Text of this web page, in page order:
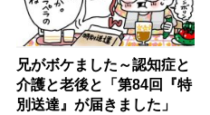
兄がボケました～認知症と
介護と老後と「第84回『特
別送達』が届きました」